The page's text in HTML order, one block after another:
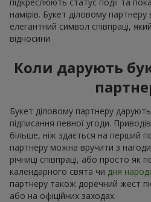
намірів. Букет діловому партнеру
елегантний символ співпраці,
відносини
Коли дарують
Букет діловому партнеру
підписання певної угоди.
більше, ніж здається на перший
партнеру можна вручити з
річниці співпраці, або просто як
календарного свята чи дня
партнеру також доречний жест
або на офіційних заходах.